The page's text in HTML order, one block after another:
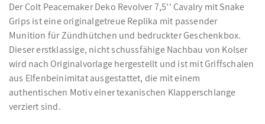
Der Colt Peacemaker Deko Revolver 7,5'' Cavalry mit Snake
Grips ist eine originalgetreue Replika mit passender
Munition für Zündhütchen und bedruckter Geschenkbox.
Dieser erstklassige, nicht schussfähige Nachbau von Kolser
wird nach Originalvorlage hergestellt und ist mit Griffschalen
aus Elfenbeinimitat ausgestattet, die mit einem
authentischen Motiv einer texanischen Klapperschlange
verziert sind.